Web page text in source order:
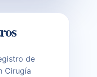
de
Cirugía